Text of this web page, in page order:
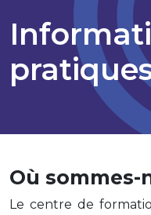
Où sommes-
Le centre de